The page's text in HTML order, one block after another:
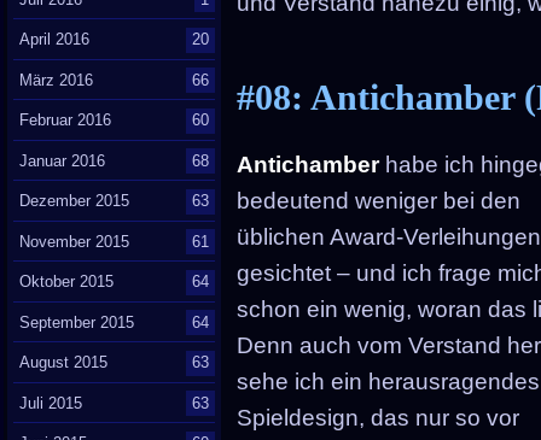
#08: Antichamber
Antichamberhabe ich
bedeutend weniger bei den
üblichen Award-Verleihungen
gesichtet – und ich frage
schon ein wenig, woran das
Denn auch vom Verstand her
sehe ich ein herausragendes
Spieldesign, das nur so vor
April 2016 20
März 2016 66
Februar 2016 60
Januar 2016 68
Dezember 2015 63
November 2015 61
Oktober 2015 64
September 2015 64
August 2015 63
Juli 2015 63